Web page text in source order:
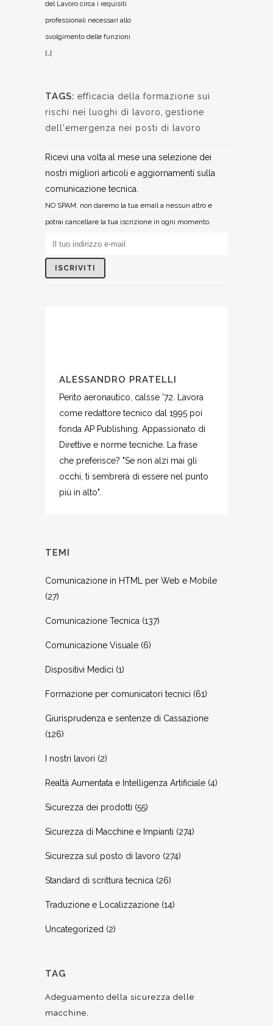
del Lavoro circa i requisiti
professionali necessari allo
svolgimento delle funzioni
[…]
TAGS: efficacia della formazione sui
rischi nei luoghi di lavoro
gestione
dell'emergenza nei posti di lavoro
Ricevi una volta al mese una selezione dei
nostri migliori articoli e aggiornamenti sulla
comunicazione tecnica.
NO SPAM: non daremo la tua email a nessun altro e
potrai cancellare la tua iscrizione in ogni momento.
ALESSANDRO PRATELLI
Perito aeronautico, calsse '72. Lavora
come redattore tecnico dal 1995 poi
fonda AP Publishing. Appassionato di
Direttive e norme tecniche. La frase
che preferisce? "Se non alzi mai gli
occhi, ti sembrerà di essere nel punto
più in alto".
TEMI
Comunicazione in HTML per Web e Mobile
(27)
Comunicazione Tecnica (137)
Comunicazione Visuale (6)
Dispositivi Medici (1)
Formazione per comunicatori tecnici (61)
Giurisprudenza e sentenze di Cassazione
(126)
I nostri lavori (2)
Realtà Aumentata e Intelligenza Artificiale (4)
Sicurezza dei prodotti (55)
Sicurezza di Macchine e Impianti (274)
Sicurezza sul posto di lavoro (274)
Standard di scrittura tecnica (26)
Traduzione e Localizzazione (14)
Uncategorized (2)
TAG
Adeguamento della sicurezza delle
macchine